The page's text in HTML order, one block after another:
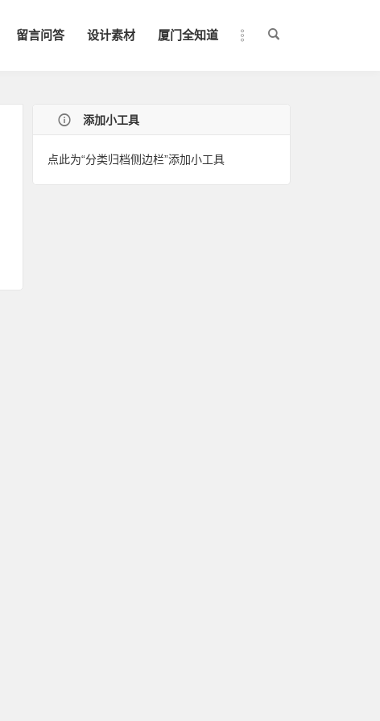
留言问答 设计素材 厦门全知道
添加小工具
点此为“分类归档侧边栏”添加小工具